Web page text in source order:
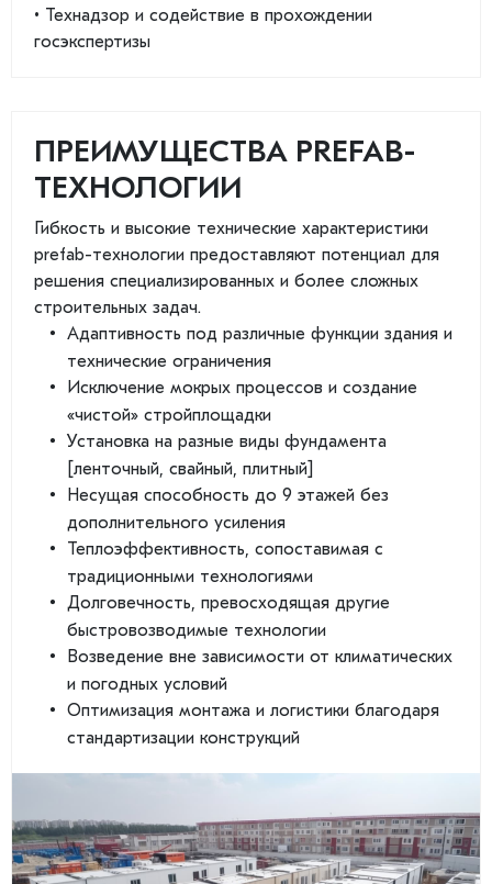
• Технадзор и содействие в прохождении
госэкспертизы
ПРЕИМУЩЕСТВА PREFAB-
ТЕХНОЛОГИИ
Гибкость и высокие технические характеристики
prefab-технологии предоставляют потенциал для
решения специализированных и более сложных
строительных задач.
Адаптивность под различные функции здания и
технические ограничения
Исключение мокрых процессов и создание
«чистой» стройплощадки
Установка на разные виды фундамента
[ленточный, свайный, плитный]
Несущая способность до 9 этажей без
дополнительного усиления
Теплоэффективность, сопоставимая с
традиционными технологиями
Долговечность, превосходящая другие
быстровозводимые технологии
Возведение вне зависимости от климатических
и погодных условий
Оптимизация монтажа и логистики благодаря
стандартизации конструкций